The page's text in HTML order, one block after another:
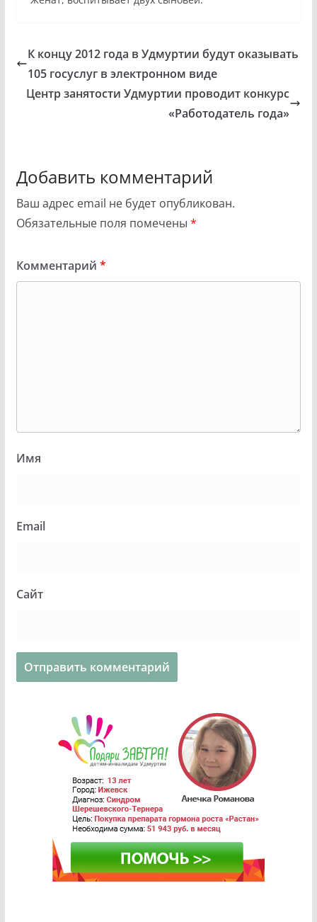
К концу 2012 года в Удмуртии будут оказывать
105 госуслуг в электронном виде
Центр занятости Удмуртии проводит конкурс
«Работодатель года»
Добавить комментарий
Ваш адрес email не будет опубликован.
Обязательные поля помечены *
Комментарий *
Имя
Email
Сайт